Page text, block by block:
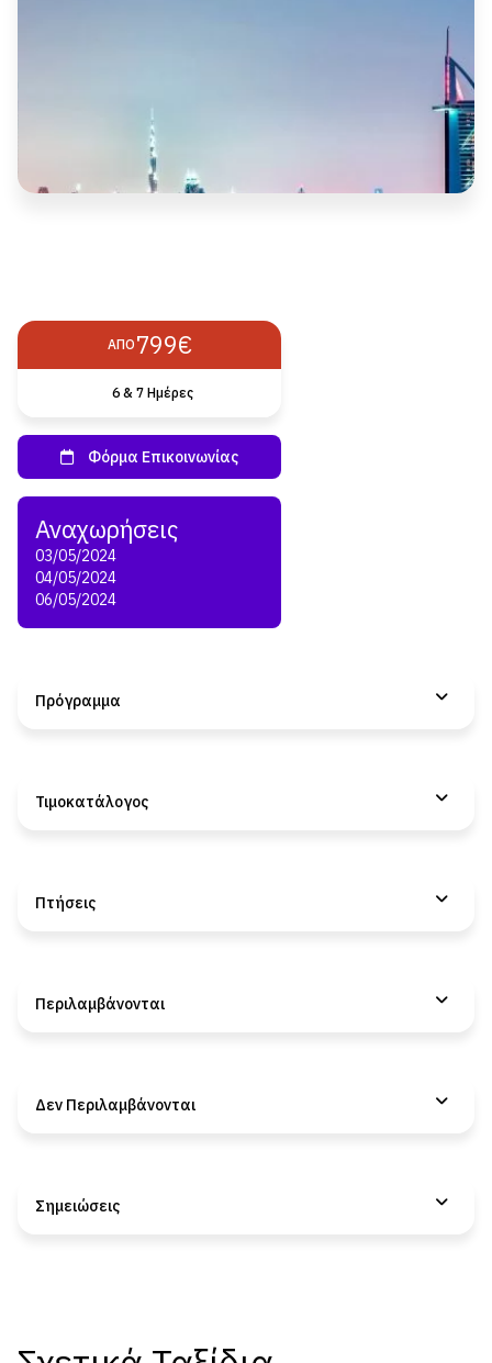
ΑΠΌ 799€
6 & 7 Ημέρες
03/05/2024
04/05/2024
06/05/2024
Πρόγραμμα
Τιμοκατάλογος
Πτήσεις
Περιλαμβάνονται
Δεν Περιλαμβάνονται
Σημειώσεις